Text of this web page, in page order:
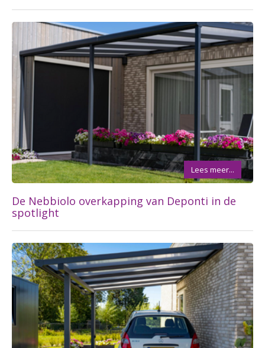
De Nebbiolo overkapping van Deponti in de
spotlight
Lees meer...